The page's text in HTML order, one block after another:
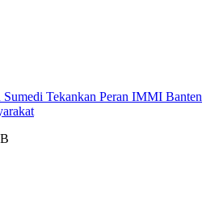
Tekankan Peran IMMI Banten